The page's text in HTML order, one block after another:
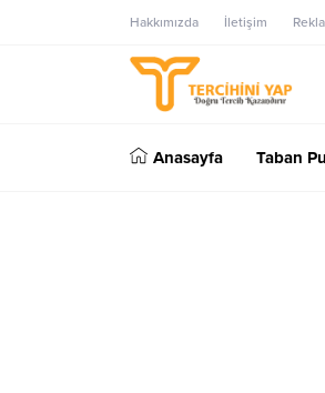
Hakkımızda İletişim
Anasayfa Taban